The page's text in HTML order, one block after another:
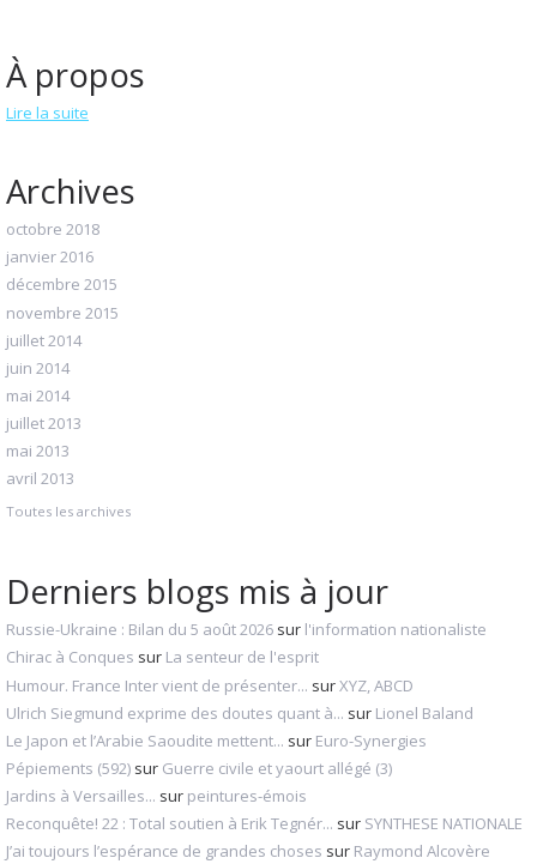
À propos
Lire la suite
Archives
octobre 2018
janvier 2016
décembre 2015
novembre 2015
juillet 2014
juin 2014
mai 2014
juillet 2013
mai 2013
avril 2013
Toutes les archives
Derniers blogs mis à jour
Russie-Ukraine : Bilan du 5 août 2026 sur l'information nationaliste
Chirac à Conques sur La senteur de l'esprit
Humour. France Inter vient de présenter... surXYZ, ABCD
Ulrich Siegmund exprime des doutes quant à... sur Lionel Baland
Le Japon et l’Arabie Saoudite mettent... sur Euro-Synergies
Pépiements (592) sur Guerre civile et yaourt allégé (3)
Jardins à Versailles... sur peintures-émois
Reconquête! 22 : Total soutien à Erik Tegnér... sur SYNTHESE NATIONALE
J’ai toujours l’espérance de grandes choses sur Raymond Alcovère